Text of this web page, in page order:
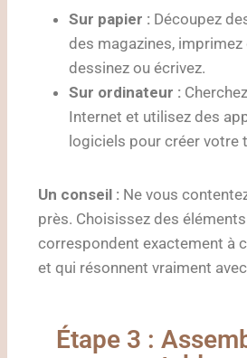
Sur papier : Découpez
des magazines,
dessinez ou écrivez.
Sur ordinateur :
Internet et utilisez des
logiciels pour créer votre
Un conseil : Ne vous
près. Choisissez des
correspondent exactement à
et qui résonnent vraiment
Étape 3 :